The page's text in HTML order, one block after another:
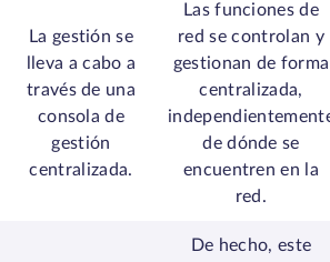
La gestión se
lleva a cabo a
través de una
consola de
gestión
centralizada.
Las funciones de
red se controlan y
gestionan de forma
centralizada,
de dónde se
encuentren en la
red.
De hecho, este